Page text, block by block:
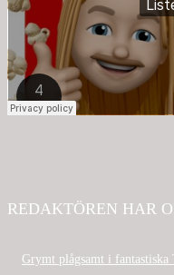
REDAKTÖREN HAR
Grymt plågsamt i fantastiska